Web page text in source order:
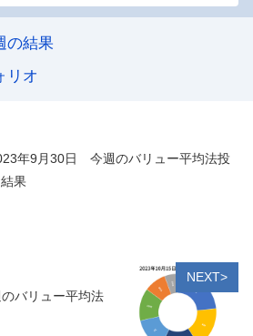
の結果
リオ
年9月30日 今週のバリュー平均法投
果
NEXT>
バリュー平均法